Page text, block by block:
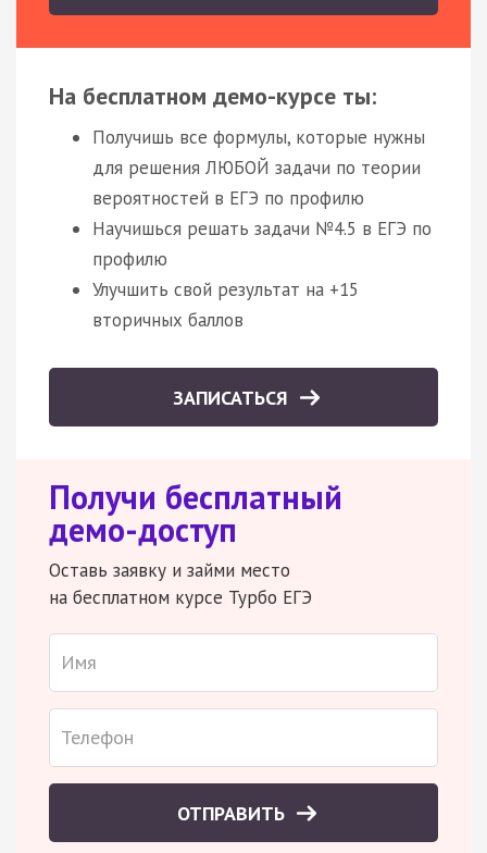
На бесплатном демо-курсе ты:
Получишь все формулы, которые нужны
для решения ЛЮБОЙ задачи по теории
вероятностей в ЕГЭ по профилю
Научишься решать задачи №4.5 в ЕГЭ по
профилю
Улучшить свой результат на +15
вторичных баллов
ЗАПИСАТЬСЯ
Получи бесплатный
демо-доступ
Оставь заявку и займи место
на бесплатном курсе Турбо ЕГЭ
ОТПРАВИТЬ